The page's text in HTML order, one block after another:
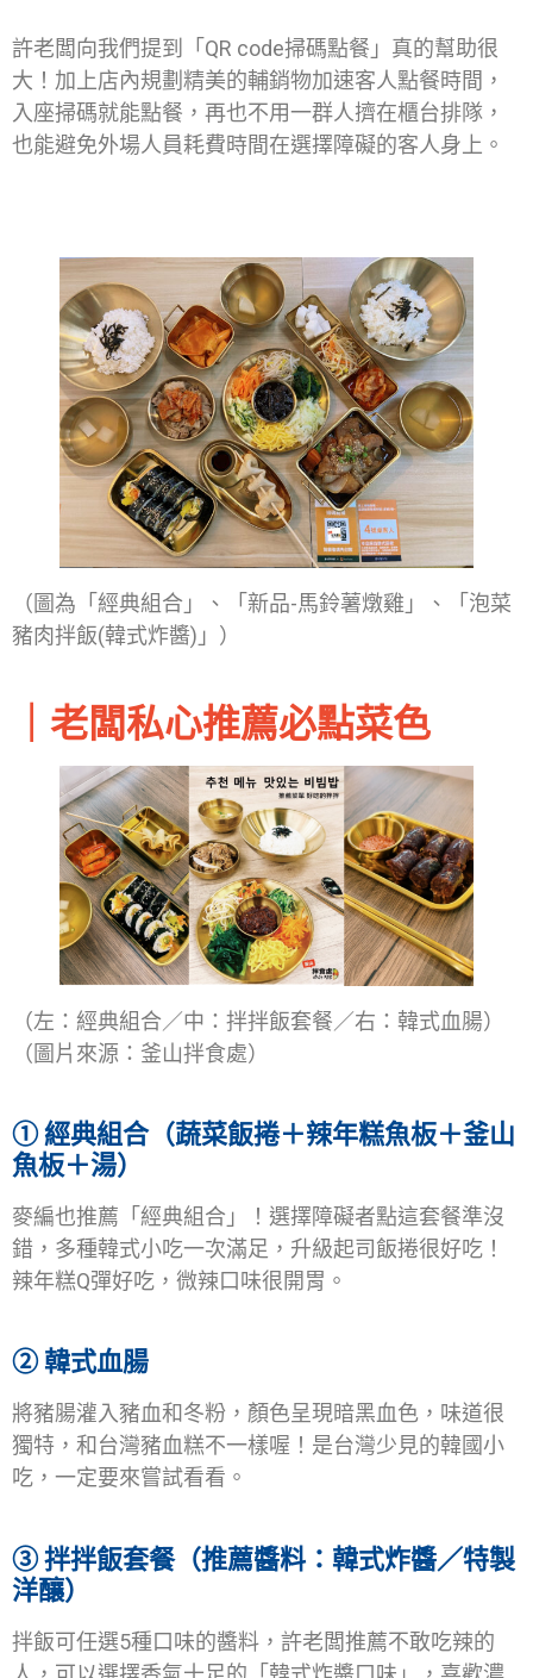
許老闆向我們提到「QR code掃碼點餐」真的幫助很
大！加上店內規劃精美的輔銷物加速客人點餐時間，
入座掃碼就能點餐，再也不用一群人擠在櫃台排隊，
也能避免外場人員耗費時間在選擇障礙的客人身上。
（圖為「經典組合」、「新品-馬鈴薯燉雞」、「泡菜
豬肉拌飯(韓式炸醬)」）
老闆私心推薦必點菜色
（左：經典組合／中：拌拌飯套餐／右：韓式血腸）
（圖片來源：釜山拌食處）
①經典組合（蔬菜飯捲＋辣年糕魚板＋釜山
魚板＋湯）
麥編也推薦「經典組合」！選擇障礙者點這套餐準沒
錯，多種韓式小吃一次滿足，升級起司飯捲很好吃！
辣年糕Q彈好吃，微辣口味很開胃。
② 韓式血腸
將豬腸灌入豬血和冬粉，顏色呈現暗黑血色，味道很
獨特，和台灣豬血糕不一樣喔！是台灣少見的韓國小
吃，一定要來嘗試看看。
③拌拌飯套餐（推薦醬料：韓式炸醬／特製
洋釀）
拌飯可任選5種口味的醬料，許老闆推薦不敢吃辣的